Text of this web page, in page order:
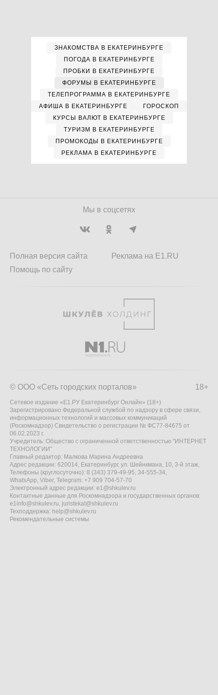
ЗНАКОМСТВА В ЕКАТЕРИНБУРГЕ
ПОГОДА В ЕКАТЕРИНБУРГЕ
ПРОБКИ В ЕКАТЕРИНБУРГЕ
ФОРУМЫ В ЕКАТЕРИНБУРГЕ
ТЕЛЕПРОГРАММА В ЕКАТЕРИНБУРГЕ
АФИША В ЕКАТЕРИНБУРГЕ
ГОРОСКОП
КУРСЫ ВАЛЮТ В ЕКАТЕРИНБУРГЕ
ТУРИЗМ В ЕКАТЕРИНБУРГЕ
ПРОМОКОДЫ В ЕКАТЕРИНБУРГЕ
РЕКЛАМА В ЕКАТЕРИНБУРГЕ
Мы в соцсетях
Полная версия сайта
Помощь по сайту
Реклама на E1.RU
18+
© ООО «Сеть городских порталов»
Сетевое издание «Е1.РУ Екатеринбург Онлайн» (18+)
Зарегистрировано Федеральной службой по надзору в сфере связи,
информационных технологий и массовых коммуникаций
(Роскомнадзор) Свидетельство о регистрации № ФС77-84675 от
06.02.2023 г.
Учредитель: Общество с ограниченной ответственностью "ИНТЕРНЕТ
ТЕХНОЛОГИИ"
Главный редактор: Малкова Марина Андреевна
Адрес редакции: 620014, Екатеринбург, ул. Шейнкмана, 10, 3-й этаж,
Телефоны (круглосуточно): 8 (343) 379-49-95, 34-555-34,
WhatsApp, Viber, Telegram: +7 909 704-57-70
Электронный адрес редакции: e1@shkulev.ru
Контактные данные для Роскомнадзора и государственных органов:
e1info@shkulev.ru, juristekat@shkulev.ru
Техподдержка: help@shkulev.ru
Рекомендательные системы